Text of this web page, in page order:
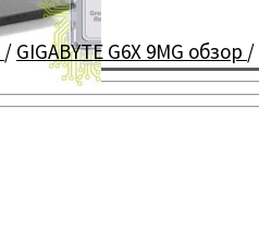
/ GIGABYTE G6X 9MG обзор /